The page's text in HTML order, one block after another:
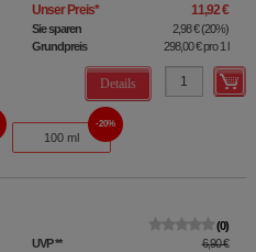
Unser Preis* 11,92 €
Sie sparen 2,98 €(20%)
Grundpreis
298,00 €pro 1 l
Details
100 ml
20%
0
UVP** 6,90 €